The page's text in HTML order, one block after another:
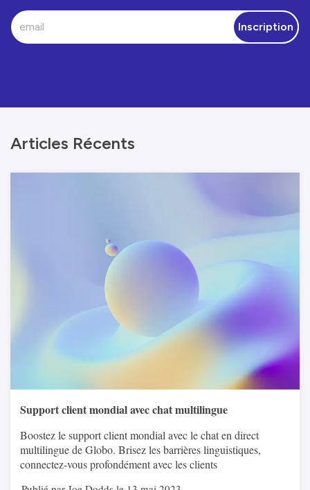
Inscription
Articles Récents
Support client mondial avec chat multilingue
Boostez le support client mondial avec le chat en direct
multilingue de Globo. Brisez les barrières linguistiques,
connectez-vous profondément avec les clients